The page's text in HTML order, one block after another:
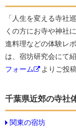
「人生を変える寺社
くの方にお寺や神社
進料理などの体験レ
は、宿坊研究会にて
フォーム
よりご投
千葉県近郊の寺社
関東の宿坊